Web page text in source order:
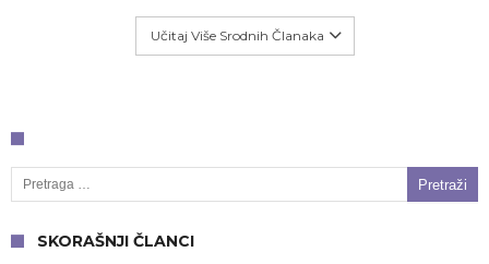
Učitaj Više Srodnih Članaka
Pretraga za:
SKORAŠNJI ČLANCI